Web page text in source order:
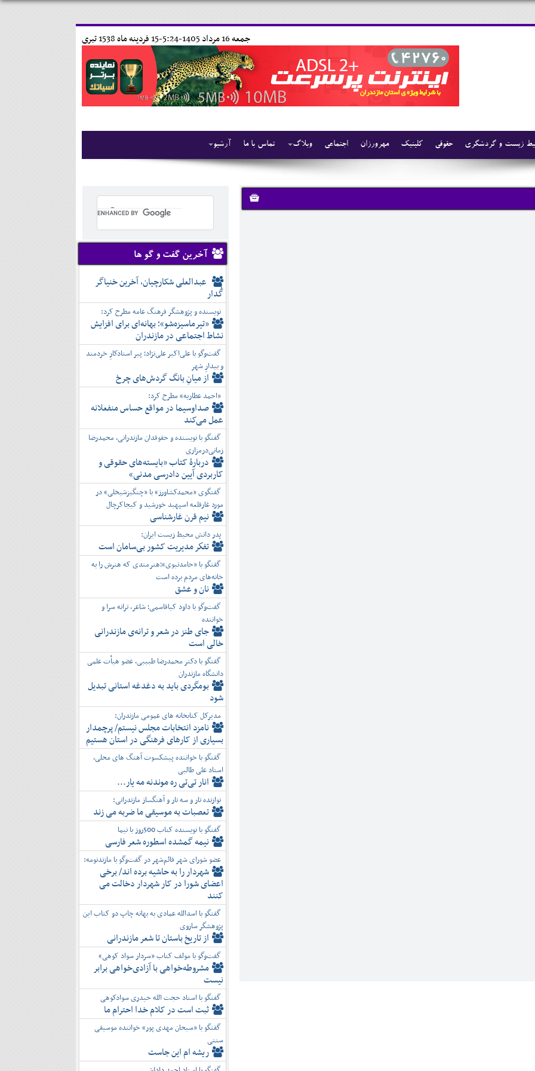
15 فردينه ماه 1538 تبری جمعه 16 مرداد 1405-5:24-
آرشیو تماس با ما وبلاگ اجتماعی مهرورزان کلینیک حقوقی زیست و گردشگری
آخرین گفت و گو ها
عبدالعلی شکارچیان، آخرین خنیاگر
گُدار
نویسنده و پژوهشگر فرهنگ عامه مطرح کرد:
«تیرماسیزه‌شو»؛ بهانه‌ای برای افزایش
نشاط اجتماعی در مازندران
گفت‌وگو با علی‌اکبر علی‌نژاد؛ پیر استادکارِ خردمند
و بیدارِ شهر
از میانِ بانگ گردش‌های چرخ
«احمد عطاریه» مطرح کرد:
صداوسیما در مواقع حساس منفعلانه
عمل می‌کند
گفتگو با نویسنده و حقوقدان مازندرانی، محمدرضا
زمانی‌درمزاری
دربارۀ کتاب ”بایسته‌های حقوقی و
کاربردی آیین دادرسی مدنی»
گفتگوی «محمدکشاورز» با «چنگیزشیخلی» در
مورد غارقلعه اسپهبد خورشید و کیجاکرچال
نیم قرن غارشناسی
پدر دانش محیط زیست ایران:
تفكر مديريت کشور بی‌سامان است
گفتگو با «حامدنبوی»؛هنرمندی که هنرش را به
خانه‌های مردم برده است
نان و عشق
گفت‌وگو با داود کیاقاسمی؛ شاعر، ترانه سرا و
خواننده
جای طنز در شعر و ترانه‌ی مازندرانی
خالی است
گفتگو با دکتر محمدرضا طبیبی، عضو هیأت علمی
دانشگاه مازندران
بومگردی باید به دغدغه استانی تبدیل
شود
مدیرکل کتابخانه های عمومی مازندران:
نامزد انتخابات مجلس نیستم/ پرچمدار
بسیاری از کارهای فرهنگی در استان هستیم
گفتگو با خواننده پیشکسوت آهنگ های محلی،
استاد علی طالبی
انار تی‌تی ره موندنه مه یار...
نوازنده تار و سه تار و آهنگساز مازندرانی:
تعصبات به موسیقی ما ضربه می زند
گفتگو با نویسنده کتاب 500روز با نیما
نیمه گمشده اسطوره شعر فارسی
عضو شورای شهر قائم‌شهر در گفت‌و‌گو با مازندنومه:
شهردار را به حاشیه برده اند/ برخی
اعضای شورا در کار شهردار دخالت می
کنند
گفتگو با اسدالله عمادی به بهانه چاپ دو کتاب این
پژوهشگر ساروی
از تاریخ باستان تا شعر مازندرانی
گفت‌وگو با مولف کتاب «سردار سواد کوهی»
مشروطه‌خواهی با آزادی‌خواهی برابر
نیست
گفتگو با استاد حجت الله حیدری سوادکوهی
ثبت است در کلام خدا احترام ما
گفتگو با «سبحان مهدی پور» خواننده موسیقی
سنتی
ریشه ام این جاست